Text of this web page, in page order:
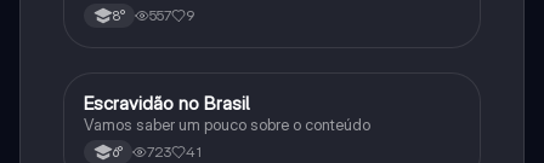
8° 557 9
História
Escravidão no Brasil
Vamos saber um pouco sobre o conteúdo
6° 723 41